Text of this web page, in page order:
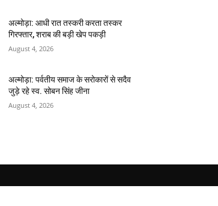
अल्मोड़ा: आधी रात तस्करी करता तस्कर​
गिरफ्तार, शराब की बड़ी खेप पकड़ी
August 4, 2026
अल्मोड़ा: पर्वतीय समाज के सरोकारों से सदैव
जुड़े रहे स्व. सोबन सिंह जीना
August 4, 2026